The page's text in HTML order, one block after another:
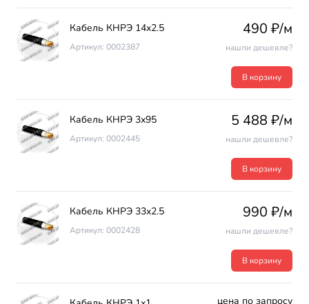
Кабель КНРЭ 14х2.5
Артикул: 0002387
490 ₽/м
нашли дешевле?
В корзину
Кабель КНРЭ 3х95
Артикул: 0002445
5 488 ₽/м
нашли дешевле?
В корзину
Кабель КНРЭ 33х2.5
Артикул: 0002428
990 ₽/м
нашли дешевле?
В корзину
цена по запросу